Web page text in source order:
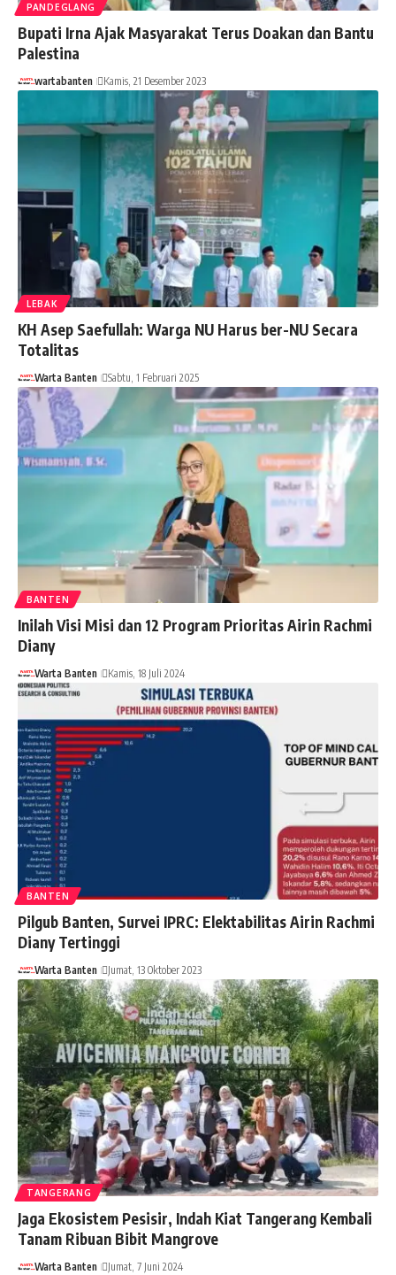
PANDEGLANG
Bupati Irna Ajak Masyarakat Terus Doakan dan Bantu
Palestina
wartabanten Kamis, 21 Desember 2023
LEBAK
KH Asep Saefullah: Warga NU Harus ber-NU Secara
Totalitas
Warta Banten Sabtu, 1 Februari 2025
BANTEN
Inilah Visi Misi dan 12 Program Prioritas Airin Rachmi
Diany
Warta Banten Kamis, 18 Juli 2024
BANTEN
Pilgub Banten, Survei IPRC: Elektabilitas Airin Rachmi
Diany Tertinggi
Warta Banten Jumat, 13 Oktober 2023
TANGERANG
Jaga Ekosistem Pesisir, Indah Kiat Tangerang Kembali
Tanam Ribuan Bibit Mangrove
Warta Banten Jumat, 7 Juni 2024